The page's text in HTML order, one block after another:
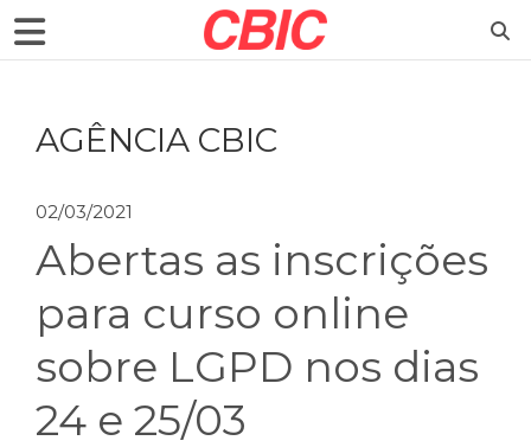
AGÊNCIA CBIC
02/03/2021
Abertas as inscrições
para curso online
sobre LGPD nos dias
24 e 25/03